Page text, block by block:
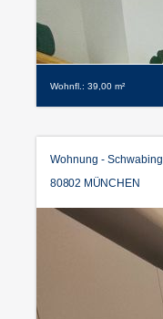
Wohnfl.: 39,00 m²
Wohnung - Schwabing
80802 MÜNCHEN